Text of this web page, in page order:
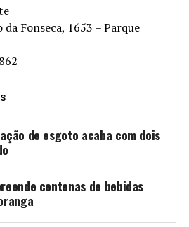
Fonseca, 1653 – Parque
de esgoto acaba com dois
centenas de bebidas